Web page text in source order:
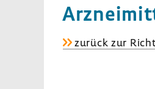
hier:
zurück zur